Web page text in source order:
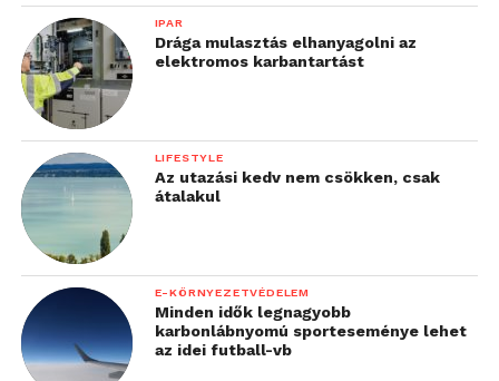
IPAR
Drága mulasztás elhanyagolni az
elektromos karbantartást
LIFESTYLE
Az utazási kedv nem csökken, csak
átalakul
E-KÖRNYEZETVÉDELEM
Minden idők legnagyobb
karbonlábnyomú sporteseménye lehet
az idei futball-vb